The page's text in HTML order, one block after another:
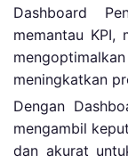
Dashboard
memantau KPI,
meningkatkan
Dengan
mengambil
dan akurat